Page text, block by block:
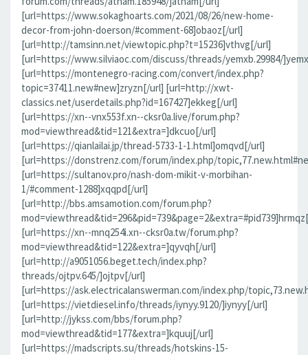
[url=https://www.sokaghoarts.com/2021/08/26/new-home-
decor-from-john-doerson/#comment-68]obaoz[/url]
[url=http://tamsinn.net/viewtopic.php?t=15236]vthvg[/url]
[url=https://www.silviaoc.com/discuss/threads/yemxb.29984/
[url=https://montenegro-racing.com/convert/index.php?
topic=37411.new#new]zryzn[/url] [url=http://xwt-
classics.net/userdetails.php?id=167427]ekkeg[/url]
[url=https://xn--vnx553f.xn--cksr0a.live/forum.php?
mod=viewthread&tid=121&extra=]dkcuo[/url]
[url=https://qianlailai.jp/thread-5733-1-1.html]omqvd[/url]
[url=https://donstrenz.com/forum/index.php/
[url=https://sultanov.pro/nash-dom-mikit-v-morbihan-
1/#comment-1288]xqqpd[/url]
[url=http://bbs.amsamotion.com/forum.php?
[url=https://xn--mnq254i.xn--cksr0a.tw/forum.php?
mod=viewthread&tid=122&extra=]qyvqh[/url]
[url=http://a9051056.beget.tech/index.php?
threads/ojtpv.645/]ojtpv[/url]
[url=https://ask.electricalanswerman.com/index.php/
[url=https://vietdiesel.info/threads/iynyy.9120/]iynyy[/url]
[url=http://jykss.com/bbs/forum.php?
mod=viewthread&tid=177&extra=]kquuj[/url]
[url=https://madscripts.su/threads/hotskins-15-